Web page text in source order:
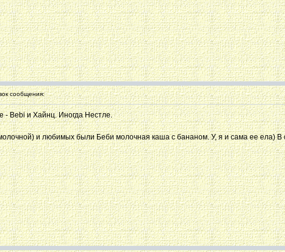
сообщения:
- Bebi и Хайнц. Иногда Нестле.
и любимых были Беби молочная каша с бананом. У, я и сама ее ела) В